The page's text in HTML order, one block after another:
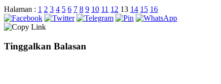
Halaman : 1 2 3 4 5 6 7 8 9 10 11 12 13 14 15 16
Tinggalkan Balasan